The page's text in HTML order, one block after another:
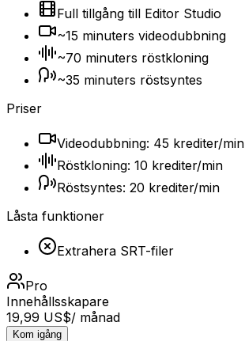
Full tillgång till Editor Studio
~15 minuters videodubbning
~70 minuters röstkloning
~35 minuters röstsyntes
Priser
Videodubbning: 45 krediter/min
Röstkloning: 10 krediter/min
Röstsyntes: 20 krediter/min
Låsta funktioner
Extrahera SRT-filer
Pro
Innehållsskapare
19,99 US$/ månad
Kom igång